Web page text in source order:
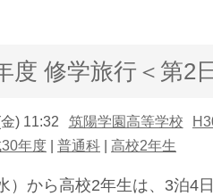
度 修学旅行＜第2
) 11:32 筑陽学園高等学校
年度 普通科 高校2年生
）から高校2年生は、3泊4